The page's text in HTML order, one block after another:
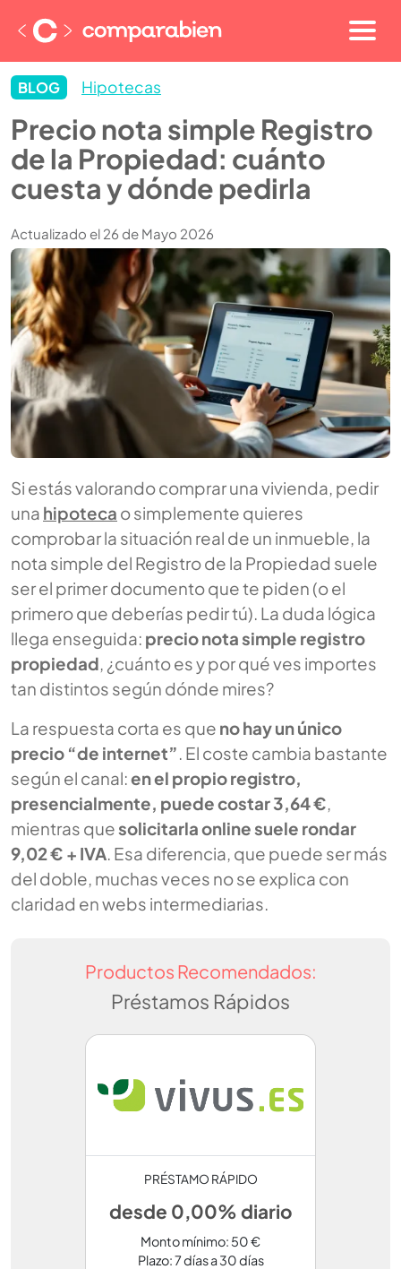
BLOG Hipotecas
Precio nota simple Registro
de la Propiedad: cuánto
cuesta y dónde pedirla
Actualizado el 26 de Mayo 2026
Si estás valorando comprar una vivienda, pedir
una hipoteca o simplemente quieres
comprobar la situación real de un inmueble, la
nota simple del Registro de la Propiedad suele
ser el primer documento que te piden (o el
primero que deberías pedir tú). La duda lógica
llega enseguida: precio nota simple registro
propiedad, ¿cuánto es y por qué ves importes
tan distintos según dónde mires?
La respuesta corta es que no hay un único
precio “de internet”. El coste cambia bastante
según el canal:en el propio registro,
presencialmente, puede costar 3,64 €,
mientras quesolicitarla online suele rondar
9,02 € + IVA. Esa diferencia, que puede ser más
del doble, muchas veces no se explica con
claridad en webs intermediarias.
Productos Recomendados:
Préstamos Rápidos
PRÉSTAMO RÁPIDO
desde 0,00% diario
Monto mínimo: 50 €
Plazo: 7 días a 30 días